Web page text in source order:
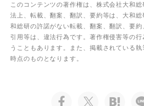
このコンテンツの著作権は、株式会社大和
法上、転載、翻案、翻訳、要約等は、大和
和総研の許諾がない転載、翻案、翻訳、要
引用等は、違法行為です。著作権侵害等の
うこともあります。また、掲載されている
時点のものとなります。